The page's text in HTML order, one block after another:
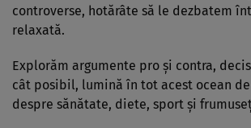
controverse, hotărâte să le dezbatem
relaxată.
Explorăm argumente pro şi contra,
cât posibil, lumină în tot acest ocean
despre sănătate, diete, sport şi